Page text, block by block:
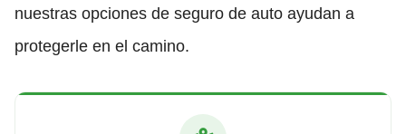
nuestras opciones de seguro de auto ayudan a
protegerle en el camino.